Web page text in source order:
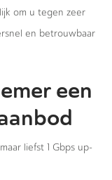
om u tegen zeer
en betrouwbaar
een
liefst 1 Gbps up-